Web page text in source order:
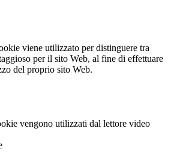
viene utilizzato per distinguere tra
per il sito Web, al fine di effettuare
del proprio sito Web.
vengono utilizzati dal lettore video